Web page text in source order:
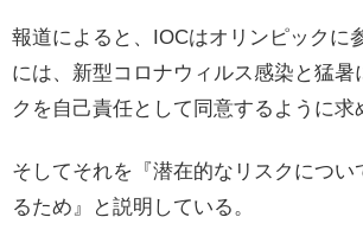
報道によると、IOCはオリンピックに
には、新型コロナウィルス感染と猛暑
クを自己責任として同意するように求
そしてそれを『潜在的なリスクについ
るため』と説明している。